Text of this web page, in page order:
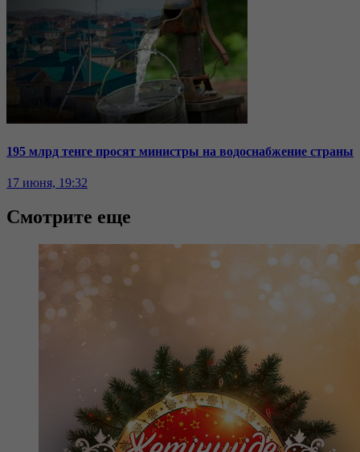
195 млрд тенге просят министры на водоснабжение страны
17 июня, 19:32
Смотрите еще